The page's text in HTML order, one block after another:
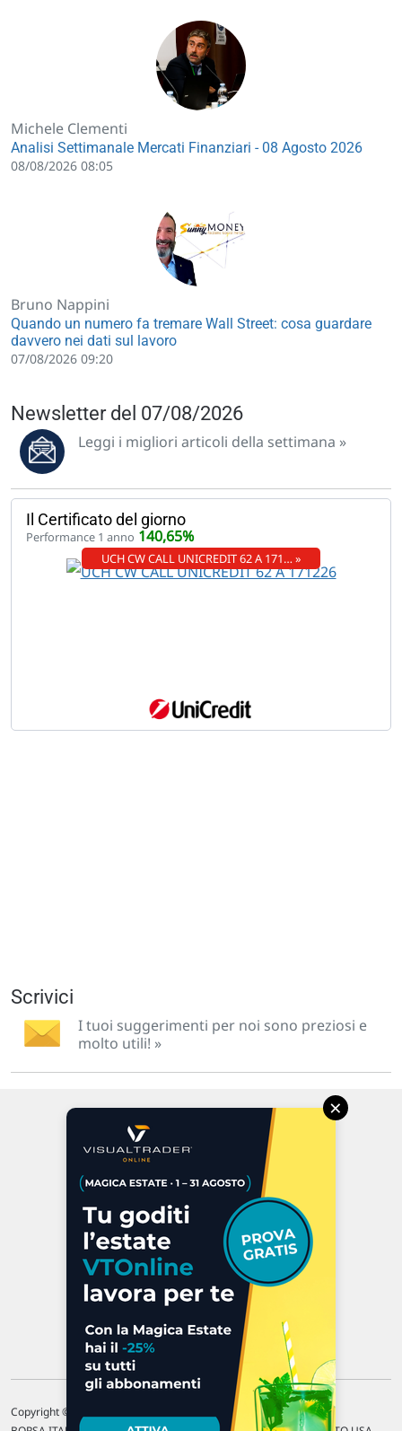
Michele Clementi
Analisi Settimanale Mercati Finanziari - 08 Agosto 2026
08/08/2026 08:05
Bruno Nappini
Quando un numero fa tremare Wall Street: cosa guardare
davvero nei dati sul lavoro
07/08/2026 09:20
Newsletter del 07/08/2026
Leggi i migliori articoli della settimana »
Il Certificato del giorno
Performance 1 anno 140,65%
UCH CW CALL UNICREDIT 62 A 171… »
Scrivici
I tuoi suggerimenti per noi sono preziosi e
molto utili! »
Via Macanno, 38/A
P.IVA 02 452 460 401
Chi siamo
Commenti e segnalazioni
Contattaci
Copyright © 1996-2026 Traderlink Italia s.r.l.
×